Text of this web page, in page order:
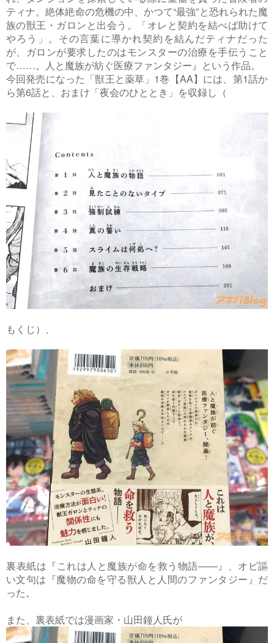
ティナ。絶体絶命の危機の中、かつて“最強”と恐れられた魔
族の獣王・ガロンと出会う。「オレと契約を結べば助けて
やろう」。その言葉に導かれ契約を結んだティナだった
が、ガロンが要求したのはモンスターの治療を手伝うこと
で……。人と魔族が紡ぐ医療ファンタジー』という作品。
今回発売になった「獣王と薬草」1巻【AA】には、第1話か
ら第6話と、おまけ「夜会のひととき」を収録し（
もくじ）、
裏表紙は『これは人と魔族が命を救う物語――』、オビ謳
い文句は『魔物の命を守る獣人と人間のファンタジー』だ
った。
また、裏表紙では漫画家・山田鐘人氏が